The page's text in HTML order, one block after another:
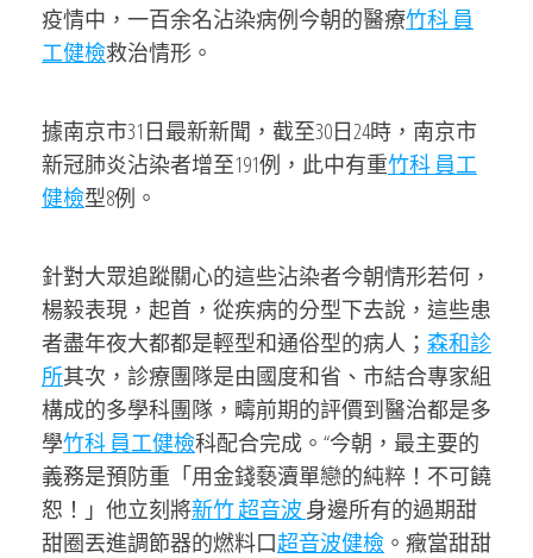
疫情中，一百余名沾染病例今朝的醫療竹科 員
工健檢救治情形。
據南京市31日最新新聞，截至30日24時，南京市
新冠肺炎沾染者增至191例，此中有重竹科 員工
健檢型8例。
針對大眾追蹤關心的這些沾染者今朝情形若何，
楊毅表現，起首，從疾病的分型下去說，這些患
者盡年夜大都都是輕型和通俗型的病人； 森和診
所其次，診療團隊是由國度和省、市結合專家組
構成的多學科團隊，疇前期的評價到醫治都是多
學竹科 員工健檢科配合完成。“今朝，最主要的
義務是預防重「用金錢褻瀆單戀的純粹！不可饒
恕！」他立刻將新竹 超音波 身邊所有的過期甜
甜圈丟進調節器的燃料口超音波健檢 。癥當甜甜